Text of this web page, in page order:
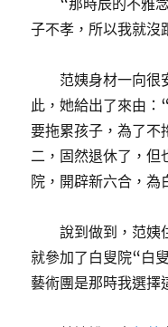
“那時辰的不雅念
子不孝，所以我就沒
范姨身材一向很
此，她給出了來由
要拖累孩子，為了不
二，固然退休了，但
院，開辟新六合，為
說到做到，范姨
就參加了白叟院“白
藝術團是那時我選擇